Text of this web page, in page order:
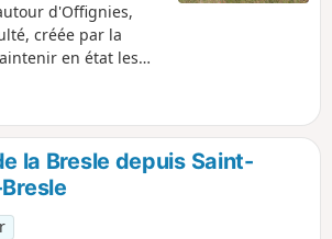
d'Offignies,
créée par la
en état les
la Bresle depuis Saint-